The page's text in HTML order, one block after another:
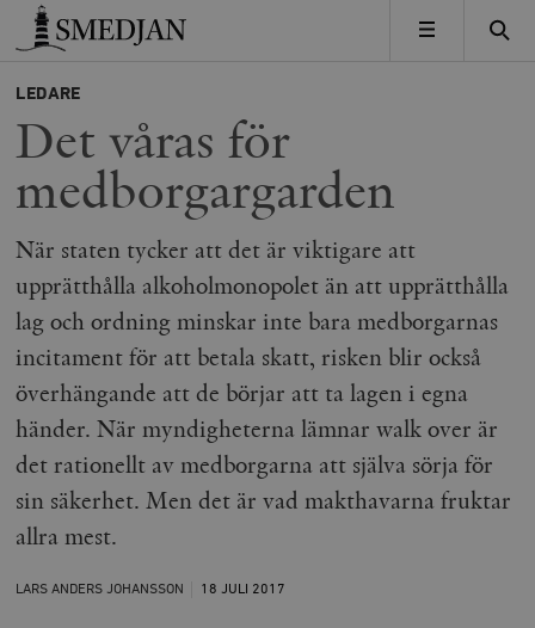
Timbro
MENY
LEDARE
Det våras för
medborgargarden
När staten tycker att det är viktigare att
upprätthålla alkoholmonopolet än att upprätthålla
lag och ordning minskar inte bara medborgarnas
incitament för att betala skatt, risken blir också
överhängande att de börjar att ta lagen i egna
händer. När myndigheterna lämnar walk over är
det rationellt av medborgarna att själva sörja för
sin säkerhet. Men det är vad makthavarna fruktar
allra mest.
LARS ANDERS JOHANSSON 18 JULI 2017